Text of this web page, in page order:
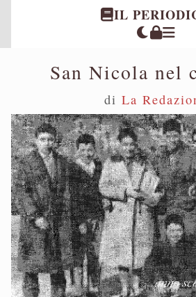
IL
San Nicola nel
di La